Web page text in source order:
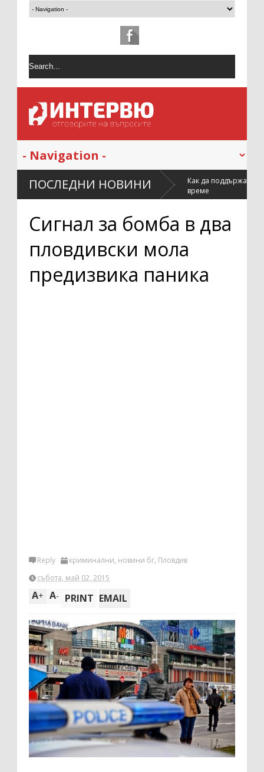
ПОСЛЕДНИ НОВИНИ
почистването след
Как да поддържаме халата си мек и свеж
време
Сигнал за бомба в два
пловдивски мола
предизвика паника
Reply криминални, новини бг, Пловдив
събота, май 02, 2015
A+ A- PRINT EMAIL